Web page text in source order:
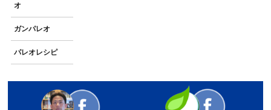
オ
ガンパレオ
パレオレシピ